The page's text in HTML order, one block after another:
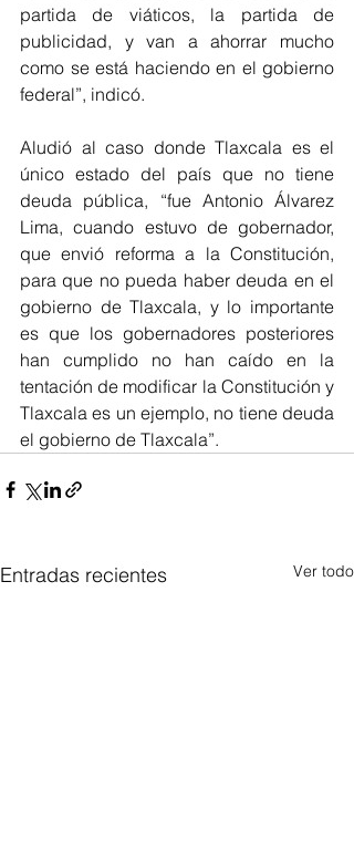
partida de viáticos, la partida de
publicidad, y van a ahorrar mucho
como se está haciendo en el gobierno
federal”, indicó.
Aludió al caso donde Tlaxcala es el
único estado del país que no tiene
deuda pública, “fue Antonio Álvarez
Lima, cuando estuvo de gobernador,
que envió reforma a la Constitución,
para que no pueda haber deuda en el
gobierno de Tlaxcala, y lo importante
es que los gobernadores posteriores
han cumplido no han caído en la
tentación de modificar la Constitución y
Tlaxcala es un ejemplo, no tiene deuda
el gobierno de Tlaxcala”.
Entradas recientes Ver todo